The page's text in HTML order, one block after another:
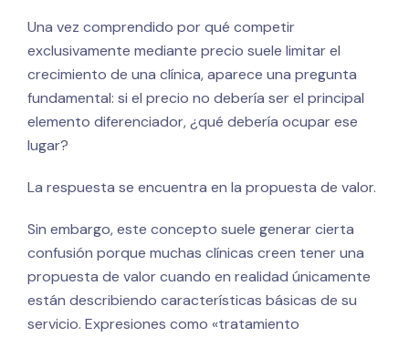
Una vez comprendido por qué competir
exclusivamente mediante precio suele limitar el
crecimiento de una clínica, aparece una pregunta
fundamental: si el precio no debería ser el principal
elemento diferenciador, ¿qué debería ocupar ese
lugar?
La respuesta se encuentra en la propuesta de valor.
Sin embargo, este concepto suele generar cierta
confusión porque muchas clínicas creen tener una
propuesta de valor cuando en realidad únicamente
están describiendo características básicas de su
servicio. Expresiones como «tratamiento